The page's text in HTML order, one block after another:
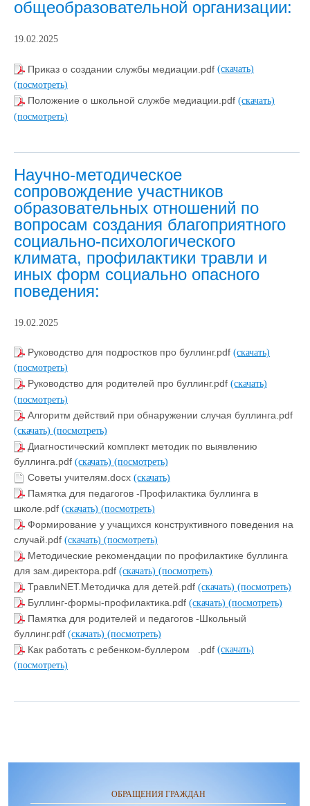
общеобразовательной организации:
19.02.2025
Приказ о создании службы медиации.pdf (скачать)
(посмотреть)
Положение о школьной службе медиации.pdf (скачать)
(посмотреть)
Научно-методическое
сопровождение участников
образовательных отношений по
вопросам создания благоприятного
социально-психологического
климата, профилактики травли и
иных форм социально опасного
поведения:
19.02.2025
Руководство для подростков про буллинг.pdf (скачать)
(посмотреть)
Руководство для родителей про буллинг.pdf (скачать)
(посмотреть)
Алгоритм действий при обнаружении случая буллинга.pdf
(скачать) (посмотреть)
Диагностический комплект методик по выявлению
буллинга.pdf (скачать) (посмотреть)
Советы учителям.docx (скачать)
Памятка для педагогов -Профилактика буллинга в
школе.pdf (скачать) (посмотреть)
Формирование у учащихся конструктивного поведения на
случай.pdf (скачать) (посмотреть)
Методические рекомендации по профилактике буллинга
для зам.директора.pdf (скачать) (посмотреть)
ТравлиNET.Методичка для детей.pdf (скачать) (посмотреть)
Буллинг-формы-профилактика.pdf (скачать) (посмотреть)
Памятка для родителей и педагогов -Школьный
буллинг.pdf (скачать) (посмотреть)
Как работать с ребенком-буллером .pdf (скачать)
(посмотреть)
ОБРАЩЕНИЯ ГРАЖДАН